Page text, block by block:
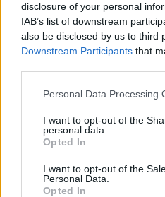
disclosure of your personal
IAB’s list of downstream
also be disclosed by us to third
Downstream Participants that
Please note that this website/
not limited to your visit or
grant or deny consent to
use your data for below
consent section.
Personal Data Processing
I want to opt-out of the
personal data.
Opted In
I want to opt-out of the
Personal Data.
Opted In
#BULVÁR # KÜLFÖLDI SZTÁROK
#HÍRESSÉGEK #
HARRY HERCEG #LILIBET
BRIT KIRÁLYI CSALÁD #
KALIFORNIA
II ERZSÉBET KIRÁLYNŐ